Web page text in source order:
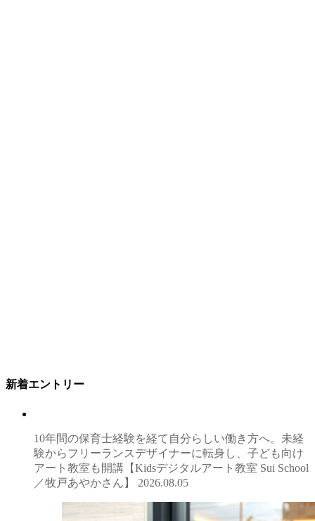
新着エントリー
10年間の保育士経験を経て自分らしい働き方へ。未経
験からフリーランスデザイナーに転身し、子ども向け
アート教室も開講【Kidsデジタルアート教室 Sui School
／牧戸あやかさん】 2026.08.05